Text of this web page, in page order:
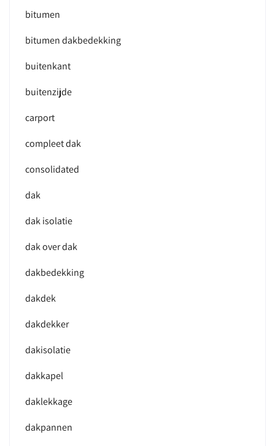
bitumen
bitumen dakbedekking
buitenkant
buitenzijde
carport
compleet dak
consolidated
dak
dak isolatie
dak over dak
dakbedekking
dakdek
dakdekker
dakisolatie
dakkapel
daklekkage
dakpannen